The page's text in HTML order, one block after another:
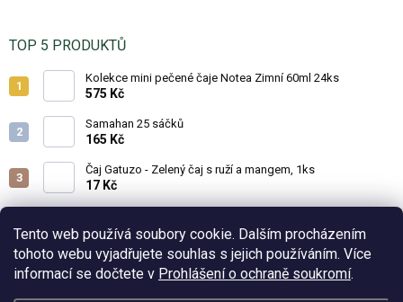
Tento web používá soubory cookie. Dalším procházením
tohoto webu vyjadřujete souhlas s jejich používáním. Více
informací se dočtete v Prohlášení o ochraně soukromí.
TOP 5 PRODUKTŮ
Kolekce mini pečené čaje Notea Zimní 60ml 24ks
575 Kč
Samahan 25 sáčků
165 Kč
Čaj Gatuzo - Zelený čaj s ruží a mangem, 1ks
17 Kč
17 Kč
Horká čokoláda - Classic 25g
19 Kč